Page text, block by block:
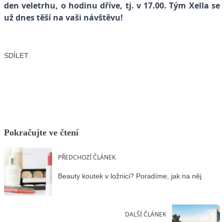
den veletrhu, o hodinu dříve, tj. v 17.00. Tým Xella se
už dnes těší na vaši návštěvu!
SDÍLET
Pokračujte ve čtení
PŘEDCHOZÍ ČLÁNEK
Beauty koutek v ložnici? Poradíme, jak na něj
DALŠÍ ČLÁNEK